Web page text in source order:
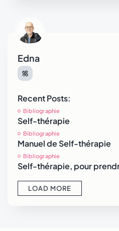
Edna
Recent Posts:
Bibliographie
Self-thérapie
Bibliographie
Manuel de Self-thérapie
Bibliographie
Self-thérapie, pour
LOAD MORE